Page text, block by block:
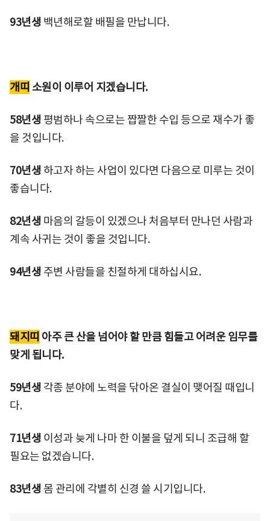
93년생 백년해로할 배필을 만납니다.
개띠 소원이 이루어 지겠습니다.
58년생 평범하나 속으로는 짭짤한 수입 등으로 재수가 좋
을 것입니다.
70년생 하고자 하는 사업이 있다면 다음으로 미루는 것이
좋습니다.
82년생 마음의 갈등이 있겠으나 처음부터 만나던 사람과
계속 사귀는 것이 좋을 것입니다.
94년생 주변 사람들을 친절하게 대하십시요.
돼지띠 아주 큰 산을 넘어야 할 만큼 힘들고 어려운 임무를
맞게 됩니다.
59년생 각종 분야에 노력을 닦아온 결실이 맺어질 때입니
다.
71년생 이성과 늦게 나마 한 이불을 덮게 되니 조급해 할
필요는 없겠습니다.
83년생 몸 관리에 각별히 신경 쓸 시기입니다.